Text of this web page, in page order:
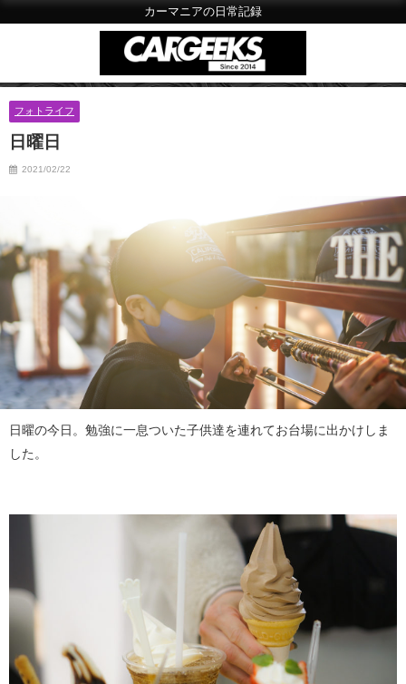
カーマニアの日常記録
フォトライフ
日曜日
2021/02/22
日曜の今日。勉強に一息ついた子供達を連れてお台場に出かけしま
した。